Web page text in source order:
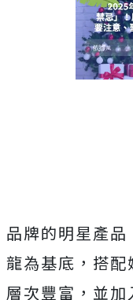
品牌的明星產
龍為基底，搭
層次豐富，並